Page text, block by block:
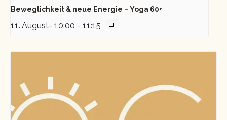
Beweglichkeit & neue Energie – Yoga 60+
11. August- 10:00 - 11:15